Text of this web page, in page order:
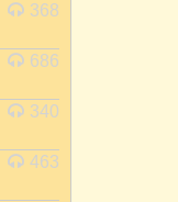
368
686
340
463